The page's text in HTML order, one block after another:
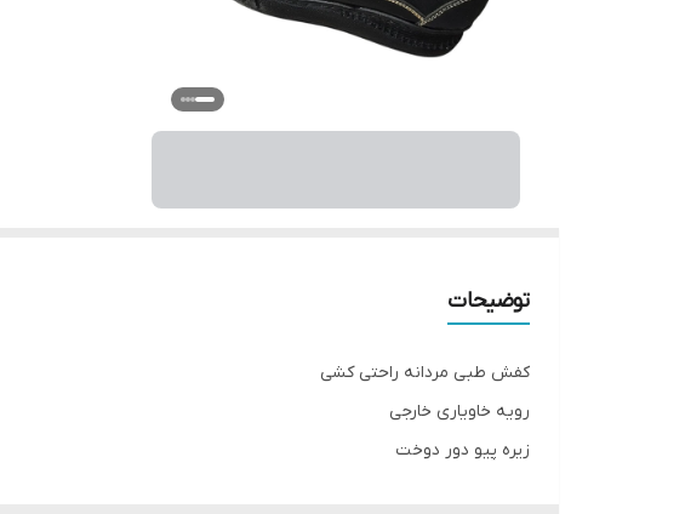
توضیحات
کفش طبی مردانه راحتی کشی
رویه خاویاری خارجی
زیره پیو دور دوخت